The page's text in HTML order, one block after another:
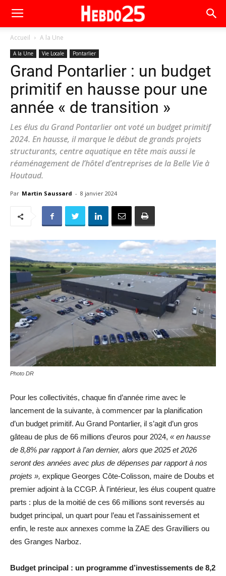
Accueil A la Une
A la Une Vie Locale Pontarlier
Grand Pontarlier : un budget
primitif en hausse pour une
année « de transition »
Les élus du Grand Pontarlier ont voté un budget primitif
2024. En hausse, il marque le début de grands projets
structurants, centre aquatique en tête mais aussi le
réaménagement de l’hôtel d’entreprises de la Belle Vie à
Houtaud.
Par Martin Saussard - 8 janvier 2024
Photo DR
Pour les collectivités, chaque fin d’année rime avec le
lancement de la suivante, à commencer par la planification
d’un budget primitif. Au Grand Pontarlier, il s’agit d’un gros
gâteau de plus de 66 millions d’euros pour 2024, « en hausse
de 8,8% par rapport à l’an dernier, alors que 2025 et 2026
seront des années avec plus de dépenses par rapport à nos
projets », explique Georges Côte-Colisson, maire de Doubs et
premier adjoint à la CCGP. À l’intérieur, les élus coupent quatre
parts : plus de la moitié de ces 66 millions sont reversés au
budget principal, un quart pour l’eau et l’assainissement et
enfin, le reste aux annexes comme la ZAE des Gravilliers ou
des Granges Narboz.
Budget principal : un programme d’investissements de 8,2